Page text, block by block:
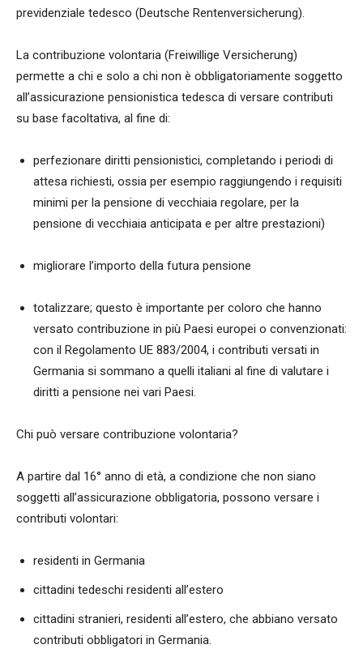
previdenziale tedesco (Deutsche Rentenversicherung).
La contribuzione volontaria (Freiwillige Versicherung)
permette a chi e solo a chi non è obbligatoriamente soggetto
all’assicurazione pensionistica tedesca di versare contributi
su base facoltativa, al fine di:
perfezionare diritti pensionistici, completando i periodi di
attesa richiesti, ossia per esempio raggiungendo i requisiti
minimi per la pensione di vecchiaia regolare, per la
pensione di vecchiaia anticipata e per altre prestazioni)
migliorare l’importo della futura pensione
totalizzare; questo è importante per coloro che hanno
versato contribuzione in più Paesi europei o convenzionati:
con il Regolamento UE 883/2004, i contributi versati in
Germania si sommano a quelli italiani al fine di valutare i
diritti a pensione nei vari Paesi.
Chi può versare contribuzione volontaria?
A partire dal 16° anno di età, a condizione che non siano
soggetti all’assicurazione obbligatoria, possono versare i
contributi volontari:
residenti in Germania
cittadini tedeschi residenti all’estero
cittadini stranieri, residenti all’estero, che abbiano versato
contributi obbligatori in Germania.